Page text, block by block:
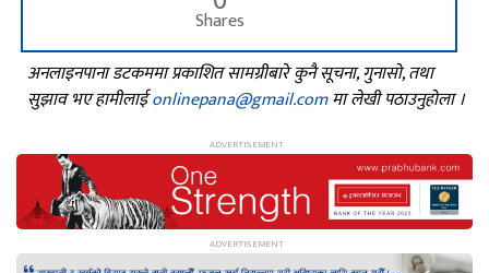
Shares
अनलाइनपाना डटकममा प्रकाशित सामग्रीबारे कुनै सूचना, गुनासो, तथा
सुझाव भए हामीलाईonlinepana@gmail.comमा लेखी पठाउनुहोला ।